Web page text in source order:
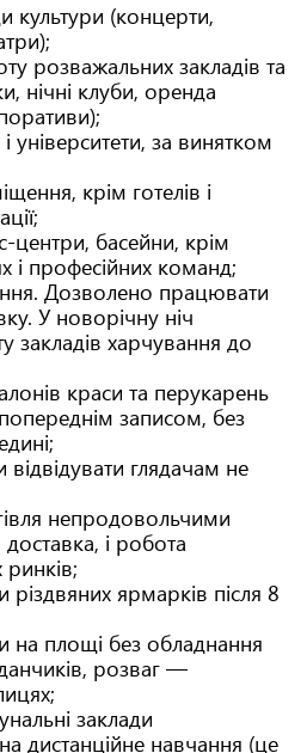
культури (концерти,
розважальних закладів та
нічні клуби, оренда
університети, за винятком
крім готелів і
центри, басейни, крім
і професійних команд;
Дозволено працювати
У новорічну ніч
закладів харчування до
краси та перукарень
записом, без
відвідувати глядачам не
непродовольчими
і робота
ярмарків після 8
на площі без обладнання
розваг —
заклади
дистанційне навчання (це